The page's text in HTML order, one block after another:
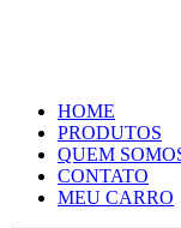
HOME
PRODUTOS
QUEM
CONTATO
MEU CARRO